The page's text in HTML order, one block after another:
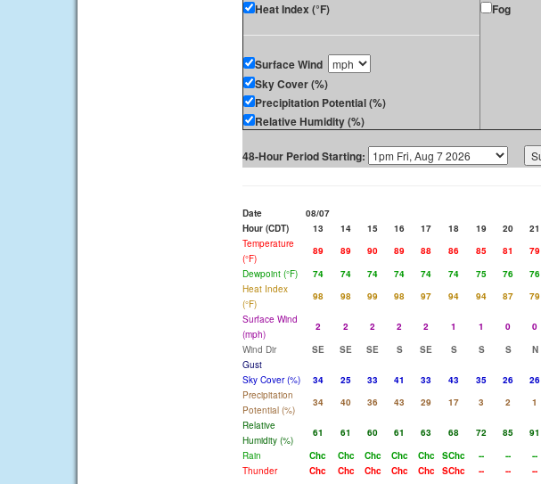
Heat Index (°F)
Surface Wind
Sky Cover (%)
Precipitation Potential (%)
Relative Humidity (%)
Fog
48-Hour Period Starting:
Date 08/07
Hour (CDT)
13 14 15 16 17 18 19 20 21
Temperature
(°F)
89 89 90 89 88 86 85 81 79
Dewpoint (°F)
74 74 74 74 74 74 75 76 76
Heat Index
(°F)
98 98 99 98 97 94 94 87 79
Surface Wind
(mph)
2 2 2 2 2 1 1 0 0
Wind Dir
SE SE SE S SE S S S N
Gust
Sky Cover (%)
34 25 33 41 33 43 35 26 26
Precipitation
Potential (%)
34 40 36 43 29 17 3 2 1
Relative
Humidity (%)
61 61 60 61 63 68 72 85 91
Rain
Chc Chc Chc Chc Chc SChc -- -- --
Thunder
Chc Chc Chc Chc Chc SChc -- -- --